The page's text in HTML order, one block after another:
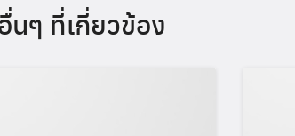
นๆ ที่เกี่ยวข้อง